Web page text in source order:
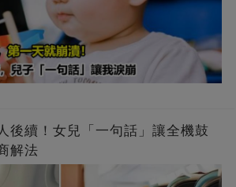
後續！女兒「一句話」讓全機鼓
解法